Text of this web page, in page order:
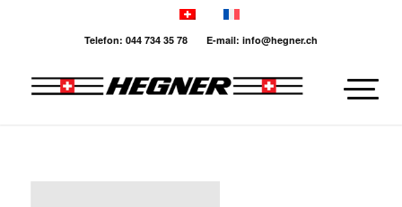
Telefon: 044 734 35 78 E-mail: info@hegner.ch